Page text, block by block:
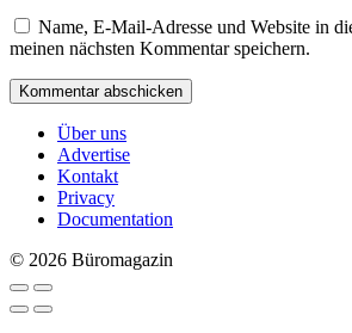
Name, E-Mail-Adresse und Website in
meinen nächsten Kommentar speichern.
Über uns
Advertise
Kontakt
Privacy
Documentation
© 2026 Büromagazin